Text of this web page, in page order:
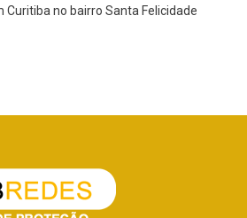
Curitiba no bairro Santa Felicidade